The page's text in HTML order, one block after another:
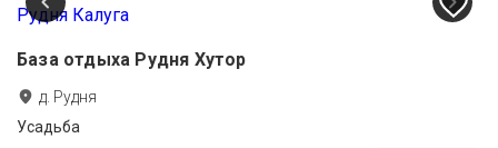
База отдыха Рудня Хутор
д. Рудня
Усадьба